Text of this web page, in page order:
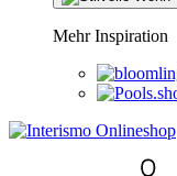
Mehr Inspiration